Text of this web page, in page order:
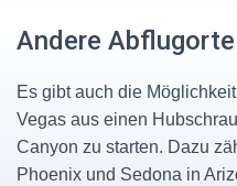
Andere Abflugorte
Es gibt auch die
Vegas aus einen
Canyon zu starten. Dazu
Phoenix und Sedona in